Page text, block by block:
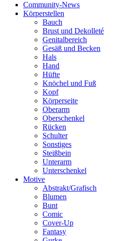
Community-News
Körperstellen
Bauch
Brust und Dekolleté
Genitalbereich
Gesäß und Becken
Hals
Hand
Hüfte
Knöchel und Fuß
Kopf
Körperseite
Oberarm
Oberschenkel
Rücken
Schulter
Sonstiges
Steißbein
Unterarm
Unterschenkel
Motive
Abstrakt/Grafisch
Blumen
Bunt
Comic
Cover-Up
Fantasy